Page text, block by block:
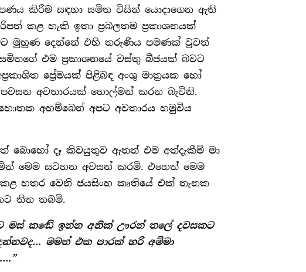
කිරීම සඳහා සමිත විසින් යොදාගෙන ඇති
කළ හැකි ඉතා ප‍්‍රබලතම ප‍්‍රකාශනයක්
මුහුණ දෙන්නේ එහි තරුණිය පමණක් වුවත්
එම ප‍්‍රකාශනයේ වස්තු බීජයක් බවට
පේ‍්‍රමයක් පිළිබඳ අංශු මාත‍්‍රයක හෝ
අවතාරයක් හොල්මන් කරන බැවිනි.
අහම්බෙන් අපට අවතාරය හමුවිය
බොහෝ දෑ කිවයුතුව ඇතත් එම අත්දැකීම් මා
මෙම සටහන අවසන් කරමි. එහෙත් මෙම
හතර වෙනි ජයසිංහ කෘතියේ එක් තැනක
තිත තබමි.
මස් කඬේ ඉන්න අනික් ඌරන් තලේ දවසකට
මමත් එක පාරක් හරි අම්මා